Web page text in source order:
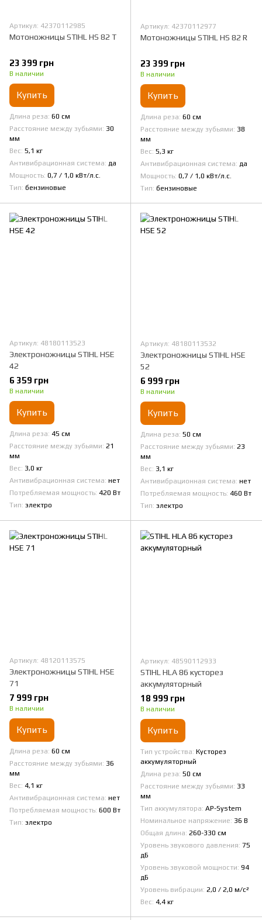
Артикул: 42370112985
Мотоножницы STIHL HS 82 T
23 399 грн
В наличии
Купить
Длина реза 60 см
Расстояние между зубьями 30
мм
Вес 5,1 кг
Антивибрационная система да
Мощность 0,7 / 1,0 кВт/л.с.
Тип бензиновые
Артикул: 42370112977
Мотоножницы STIHL HS 82 R
23 399 грн
В наличии
Купить
Длина реза 60 см
Расстояние между зубьями 38
мм
Вес 5,3 кг
Антивибрационная система да
Мощность 0,7 / 1,0 кВт/л.с.
Тип бензиновые
Артикул: 48180113523
Электроножницы STIHL HSE
42
6 359 грн
В наличии
Купить
Длина реза 45 см
Расстояние между зубьями 21
мм
Вес 3,0 кг
Антивибрационная система нет
Потребляемая мощность 420 Вт
Тип электро
Артикул: 48180113532
Электроножницы STIHL HSE
52
6 999 грн
В наличии
Купить
Длина реза 50 см
Расстояние между зубьями 23
мм
Вес 3,1 кг
Антивибрационная система нет
Потребляемая мощность 460 Вт
Тип электро
Артикул: 48120113575
Электроножницы STIHL HSE
71
7 999 грн
В наличии
Купить
Длина реза 60 см
Расстояние между зубьями 36
мм
Вес 4,1 кг
Антивибрационная система нет
Потребляемая мощность 600 Вт
Тип электро
Артикул: 48590112933
STIHL HLA 86 кусторез
аккумуляторный
18 999 грн
В наличии
Купить
Тип устройства Кусторез
аккумуляторный
Длина реза 50 см
Расстояние между зубьями 33
мм
Тип аккумулятора AP-System
Номинальное напряжение 36 В
Общая длина 260-330 см
Уровень звукового давления 75
дБ
Уровень звуковой мощности 94
дБ
Уровень вибрации 2,0 / 2,0 м/с²
Вес 4,4 кг